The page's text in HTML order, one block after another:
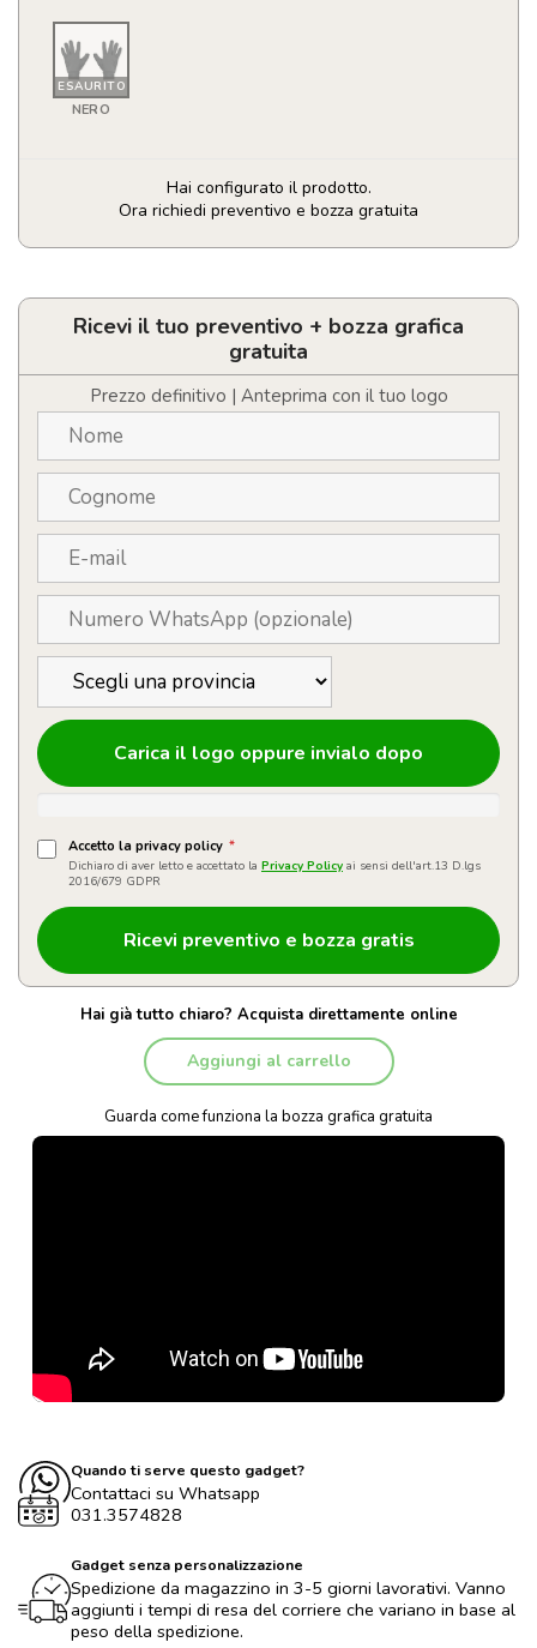
ESAURITO
NERO
Hai configurato il prodotto.
Ora richiedi preventivo e bozza gratuita
Guanti
tattili
quantitàRicevi il tuo preventivo + bozza grafica
gratuita
Prezzo definitivo | Anteprima con il tuo logo
Carica il logo oppure invialo dopo
Accetto la privacy policy *
Dichiaro di aver letto e accettato la Privacy Policy ai sensi dell'art.13 D.lgs
2016/679 GDPR
Hai già tutto chiaro? Acquista direttamente online
Aggiungi al carrello
Guarda come funziona la bozza grafica gratuita
Quando ti serve questo gadget?
Contattaci su Whatsapp
031.3574828
Gadget senza personalizzazione
Spedizione da magazzino in 3-5 giorni lavorativi. Vanno
aggiunti i tempi di resa del corriere che variano in base al
peso della spedizione.